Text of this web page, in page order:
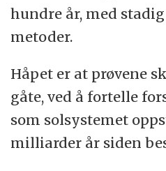
hundre år, med
metoder.
Håpet er at prøvene
gåte, ved å fortelle
som solsystemet
milliarder år siden